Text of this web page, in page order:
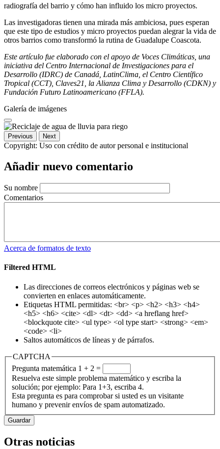
radiografía del barrio y cómo han influido los micro proyectos.
Las investigadoras tienen una mirada más ambiciosa, pues esperan
que este tipo de estudios y micro proyectos puedan alegrar la vida de
otros barrios como transformó la rutina de Guadalupe Coascota.
Este artículo fue elaborado con el apoyo de Voces Climáticas, una
iniciativa del Centro Internacional de Investigaciones para el
Desarrollo (IDRC) de Canadá, LatinClima, el Centro Científico
Tropical (CCT), Claves21, la Alianza Clima y Desarrollo (CDKN) y
Fundación Futuro Latinoamericano (FFLA).
Galería de imágenes
Previous Next
Copyright: Uso con crédito de autor personal e institucional
Añadir nuevo comentario
Su nombre
Comentarios
Acerca de formatos de texto
Filtered HTML
Las direcciones de correos electrónicos y páginas web se
convierten en enlaces automáticamente.
Etiquetas HTML permitidas: <br> <p> <h2> <h3> <h4>
<h5> <h6> <cite> <dl> <dt> <dd> <a hreflang href>
<blockquote cite> <ul type> <ol type start> <strong> <em>
<code> <li>
Saltos automáticos de líneas y de párrafos.
CAPTCHA
Pregunta matemática 1 + 2 =
Resuelva este simple problema matemático y escriba la
solución; por ejemplo: Para 1+3, escriba 4.
Esta pregunta es para comprobar si usted es un visitante
humano y prevenir envíos de spam automatizado.
Otras noticias